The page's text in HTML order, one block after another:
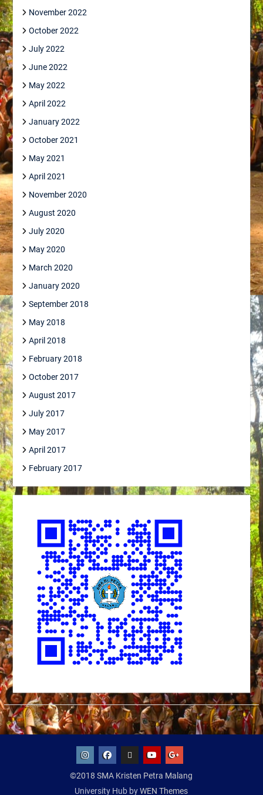
November 2022
October 2022
July 2022
June 2022
May 2022
April 2022
January 2022
October 2021
May 2021
April 2021
November 2020
August 2020
July 2020
May 2020
March 2020
January 2020
September 2018
May 2018
April 2018
February 2018
October 2017
August 2017
July 2017
May 2017
April 2017
February 2017
Facebook
YoutubeGoogle+
©2018 SMA Kristen Petra Malang
University Hub byWEN Themes